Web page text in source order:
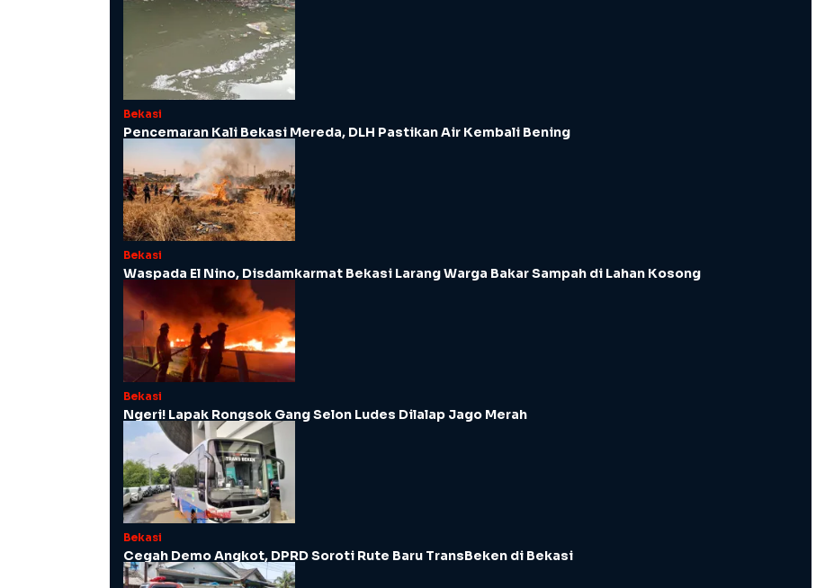
Bekasi
Pencemaran Kali Bekasi Mereda, DLH Pastikan Air Kembali Bening
Bekasi
Waspada El Nino, Disdamkarmat Bekasi Larang Warga Bakar Sampah di Lahan Kosong
Bekasi
Ngeri! Lapak Rongsok Gang Selon Ludes Dilalap Jago Merah
Bekasi
Cegah Demo Angkot, DPRD Soroti Rute Baru TransBeken di Bekasi